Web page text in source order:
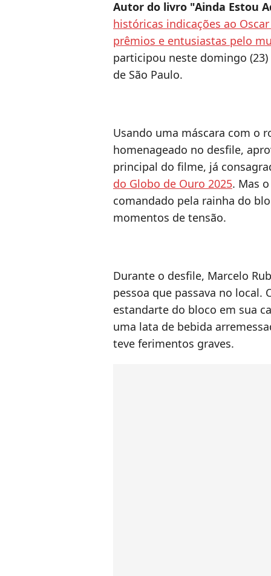
Autor do livro "Ainda Estou
históricas indicações ao Oscar
prêmios e entusiastas pelo
participou neste domingo
de São Paulo.
Usando uma máscara com o
homenageado no desfile,
principal do filme, já
do Globo de Ouro 2025. Mas
comandado pela rainha do
momentos de tensão.
Durante o desfile, Marcelo
pessoa que passava no local.
estandarte do bloco em sua
uma lata de bebida
teve ferimentos graves.